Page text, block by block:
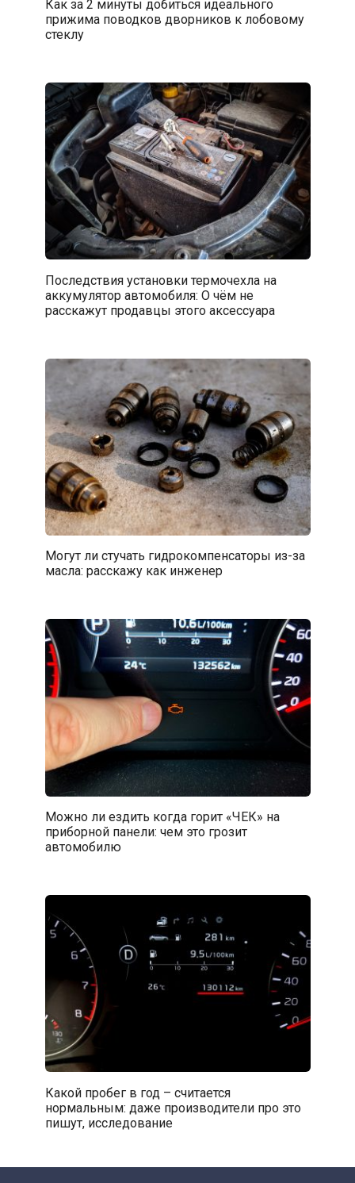
Как за 2 минуты добиться идеального
прижима поводков дворников к лобовому
стеклу
Последствия установки термочехла на
аккумулятор автомобиля: О чём не
расскажут продавцы этого аксессуара
Могут ли стучать гидрокомпенсаторы из-за
масла: расскажу как инженер
Можно ли ездить когда горит «ЧЕК» на
приборной панели: чем это грозит
автомобилю
Какой пробег в год – считается
нормальным: даже производители про это
пишут, исследование